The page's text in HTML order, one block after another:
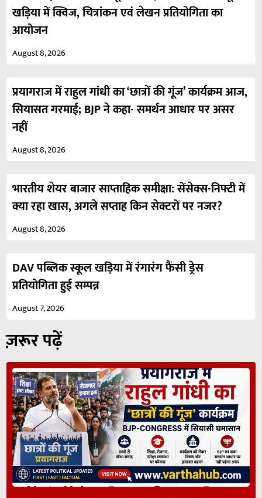
खड़िया में क्विज, चित्रांकन एवं लेखन प्रतियोगिता का
आयोजन
August 8, 2026
प्रयागराज में राहुल गांधी का ‘छात्रों की गूंज’ कार्यक्रम आज,
सियासत गरमाई; BJP ने कहा- समर्थन आधार पर असर
नहीं
August 8, 2026
भारतीय शेयर बाजार साप्ताहिक समीक्षा: सेंसेक्स-निफ्टी में
क्या रहा खास, अगले सप्ताह किन सेक्टरों पर नजर?
August 8, 2026
DAV पब्लिक स्कूल खड़िया में रंगारंग फैंसी ड्रेस
प्रतियोगिता हुई सम्पन्न
August 7, 2026
ज़रूर पढ़ें